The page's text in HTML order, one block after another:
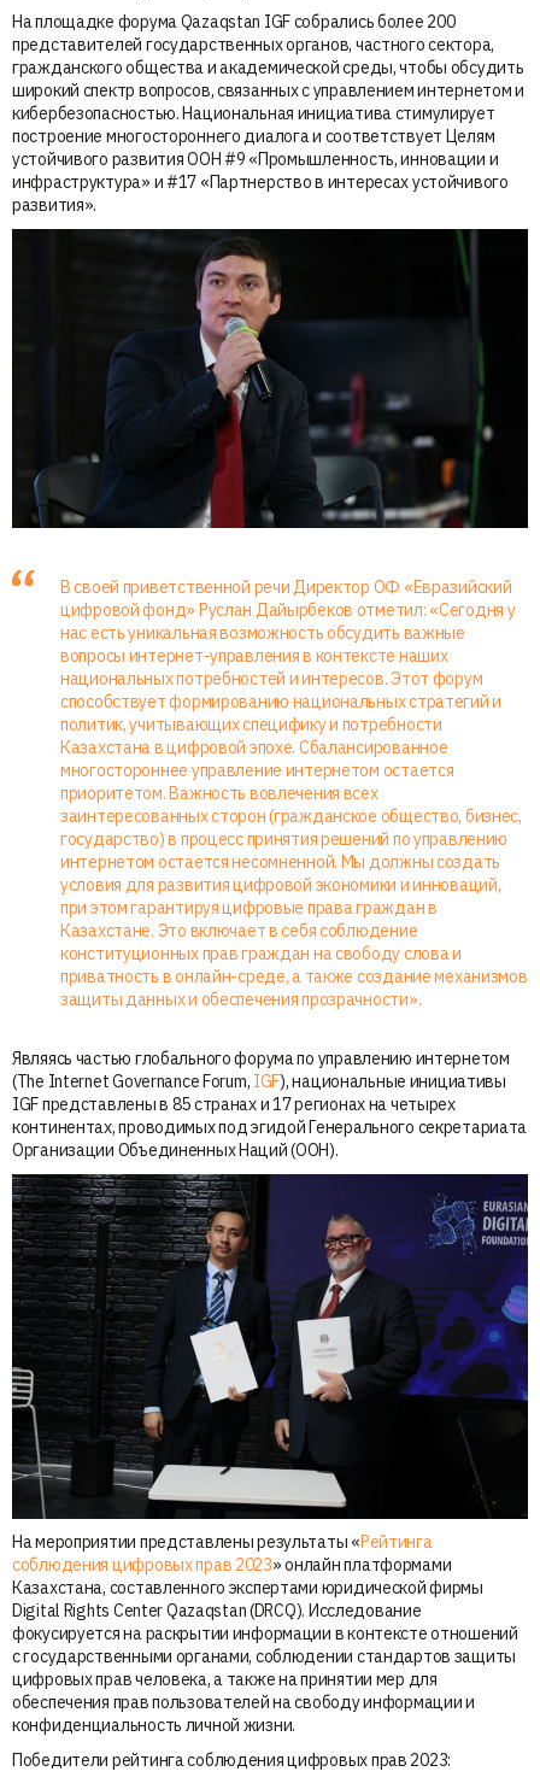
На площадке форума Qazaqstan IGF собрались более 200
представителей государственных органов, частного сектора,
гражданского общества и академической среды, чтобы обсудить
широкий спектр вопросов, связанных с управлением интернетом и
кибербезопасностью. Национальная инициатива стимулирует
построение многостороннего диалога и соответствует Целям
устойчивого развития ООН #9 «Промышленность, инновации и
инфраструктура» и #17 «Партнерство в интересах устойчивого
развития».
В своей приветственной речи Директор ОФ «Евразийский
цифровой фонд» Руслан Дайырбеков отметил: «Сегодня у
нас есть уникальная возможность обсудить важные
вопросы интернет-управления в контексте наших
национальных потребностей и интересов. Этот форум
способствует формированию национальных стратегий и
политик, учитывающих специфику и потребности
Казахстана в цифровой эпохе. Сбалансированное
многостороннее управление интернетом остается
приоритетом. Важность вовлечения всех
заинтересованных сторон (гражданское общество, бизнес,
государство) в процесс принятия решений по управлению
интернетом остается несомненной. Мы должны создать
условия для развития цифровой экономики и инноваций,
при этом гарантируя цифровые права граждан в
Казахстане. Это включает в себя соблюдение
конституционных прав граждан на свободу слова и
приватность в онлайн-среде, а также создание механизмов
защиты данных и обеспечения прозрачности».
Являясь частью глобального форума по управлению интернетом
(The Internet Governance Forum, IGF), национальные инициативы
IGF представлены в 85 странах и 17 регионах на четырех
континентах, проводимых под эгидой Генерального секретариата
Организации Объединенных Наций (ООН).
На мероприятии представлены результаты «Рейтинга
соблюдения цифровых прав 2023» онлайн платформами
Казахстана, составленного экспертами юридической фирмы
Digital Rights Center Qazaqstan (DRCQ). Исследование
фокусируется на раскрытии информации в контексте отношений
с государственными органами, соблюдении стандартов защиты
цифровых прав человека, а также на принятии мер для
обеспечения прав пользователей на свободу информации и
конфиденциальность личной жизни.
Победители рейтинга соблюдения цифровых прав 2023: